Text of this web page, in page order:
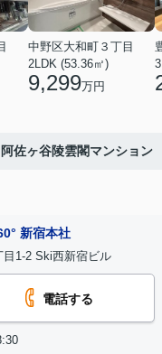
中野区大和町３丁目
2LDK (53.36㎡)
9,299万円
阿佐ヶ谷陵雲閣マンション
新宿本社
1-2 Ski西新宿ビル
電話する